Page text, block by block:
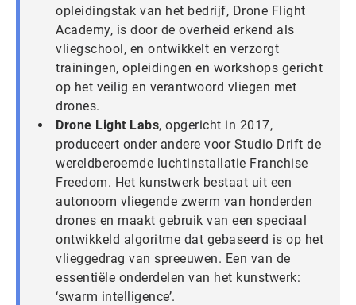
opleidingstak van het bedrijf, Drone Flight
Academy, is door de overheid erkend als
vliegschool, en ontwikkelt en verzorgt
trainingen, opleidingen en workshops gericht
op het veilig en verantwoord vliegen met
drones.
Drone Light Labs, opgericht in 2017,
produceert onder andere voor Studio Drift de
wereldberoemde luchtinstallatie Franchise
Freedom. Het kunstwerk bestaat uit een
autonoom vliegende zwerm van honderden
drones en maakt gebruik van een speciaal
ontwikkeld algoritme dat gebaseerd is op het
vlieggedrag van spreeuwen. Een van de
essentiële onderdelen van het kunstwerk:
‘swarm intelligence’.